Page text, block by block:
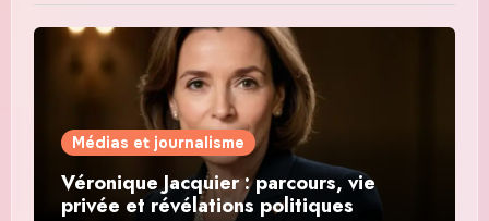
Médias et journalisme
Véronique Jacquier : parcours, vie
privée et révélations politiques